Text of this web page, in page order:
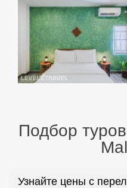
Подбор
Узнайте цены с
Бронируйте
Екатеринбург